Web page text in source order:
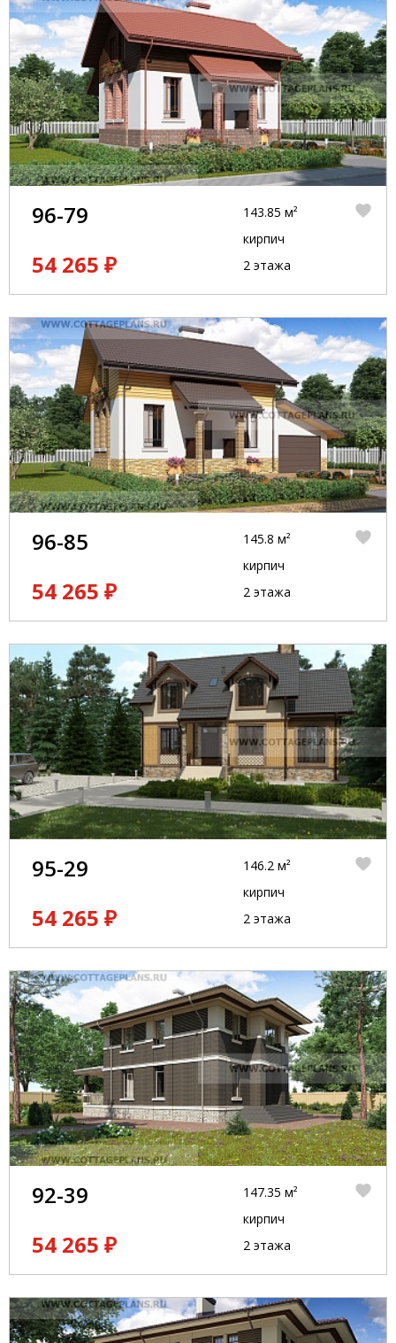
96-79
54 265 ₽
143.85 м²
кирпич
2 этажа
96-85
54 265 ₽
145.8 м²
кирпич
2 этажа
95-29
54 265 ₽
146.2 м²
кирпич
2 этажа
92-39
54 265 ₽
147.35 м²
кирпич
2 этажа